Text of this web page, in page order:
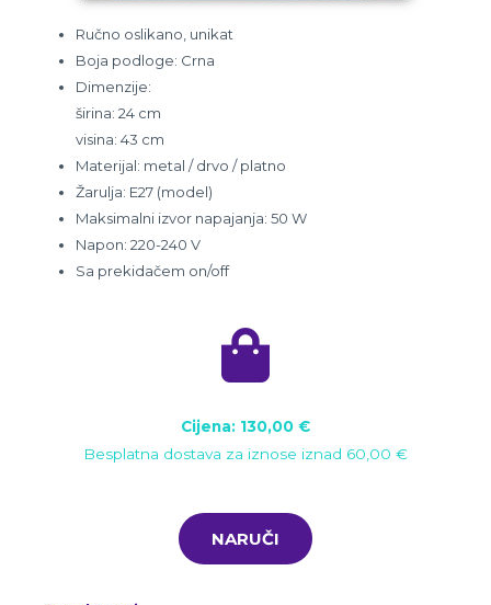
Ručno oslikano, unikat
Boja podloge: Crna
Dimenzije:
širina: 24 cm
visina: 43 cm
Materijal: metal / drvo / platno
Žarulja: E27 (model)
Maksimalni izvor napajanja: 50 W
Napon: 220-240 V
Sa prekidačem on/off
Cijena: 130,00 €
Besplatna dostava za iznose iznad 60,00 €
NARUČI